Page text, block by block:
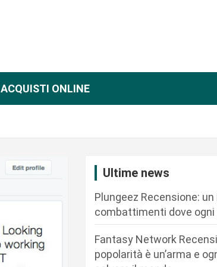
ACQUISTI ONLINE
Ultime news
Plungeez Recensione:
combattimenti dove
Fantasy Network
popolarità è un’arma e